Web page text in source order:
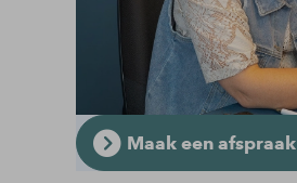
Maak een afspraak